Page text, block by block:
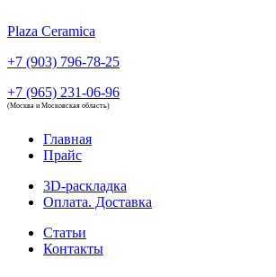
Plaza Ceramica
+7 (903) 796-78-25
+7 (965) 231-06-96
(Москва и Московская область)
Главная
Прайс
3D-раскладка
Оплата. Доставка
Статьи
Контакты